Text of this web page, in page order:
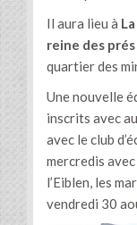
Il aura lieu à
reine des prés
quartier des
Une nouvelle
inscrits avec
avec le club
mercredis
l’Eiblen, les
vendredi 30